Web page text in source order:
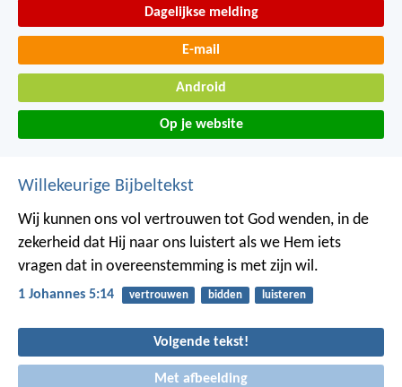
Dagelijkse melding
E-mail
Android
Op je website
Willekeurige Bijbeltekst
Wij kunnen ons vol vertrouwen tot God wenden, in de
zekerheid dat Hij naar ons luistert als we Hem iets
vragen dat in overeenstemming is met zijn wil.
1 Johannes 5:14 vertrouwen bidden luisteren
Volgende tekst!
Met afbeelding